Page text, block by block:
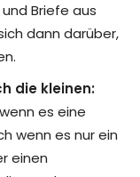
Briefe aus
dann darüber,
die kleinen:
es eine
wenn es nur ein
einen